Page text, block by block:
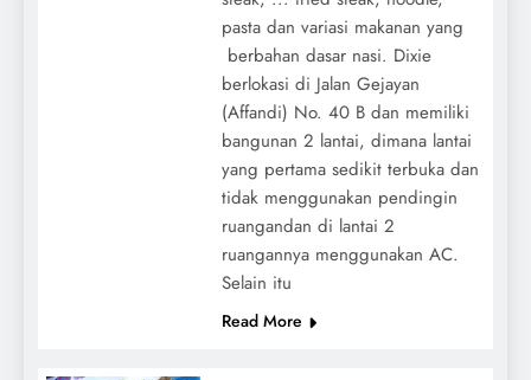
pasta dan variasi makanan yang
berbahan dasar nasi. Dixie
berlokasi di Jalan Gejayan
(Affandi) No. 40 B dan memiliki
bangunan 2 lantai, dimana lantai
yang pertama sedikit terbuka dan
tidak menggunakan pendingin
ruangandan di lantai 2
ruangannya menggunakan AC.
Selain itu
Read More